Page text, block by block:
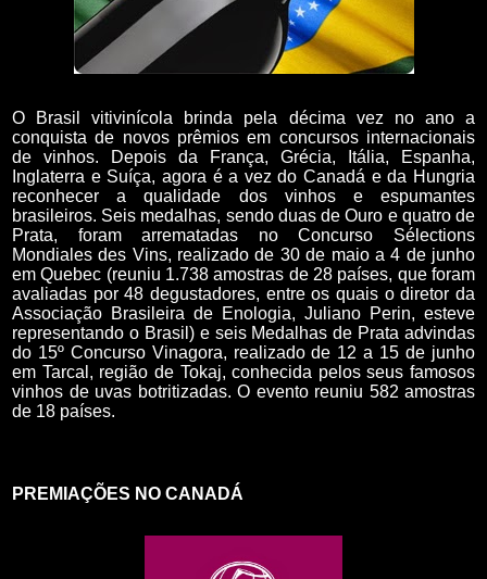
O Brasil vitivinícola brinda pela décima vez no ano a
conquista de novos prêmios em concursos internacionais
de vinhos. Depois da França, Grécia, Itália, Espanha,
Inglaterra e Suíça, agora é a vez do Canadá e da Hungria
reconhecer a qualidade dos vinhos e espumantes
brasileiros. Seis medalhas, sendo duas de Ouro e quatro de
Prata, foram arrematadas no Concurso Sélections
Mondiales des Vins, realizado de 30 de maio a 4 de junho
em Quebec (reuniu 1.738 amostras de 28 países, que foram
avaliadas por 48 degustadores, entre os quais o diretor da
Associação Brasileira de Enologia, Juliano Perin, esteve
representando o Brasil) e seis Medalhas de Prata advindas
do 15º Concurso Vinagora, realizado de 12 a 15 de junho
em Tarcal, região de Tokaj, conhecida pelos seus famosos
vinhos de uvas botritizadas. O evento reuniu 582 amostras
de 18 países.
PREMIAÇÕES NO CANADÁ